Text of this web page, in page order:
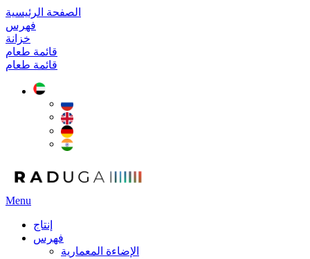
الصفحة الرئيسية
فهرس
خزانة
قائمة طعام
قائمة طعام
Menu
إنتاج
فهرس
الإضاءة المعمارية